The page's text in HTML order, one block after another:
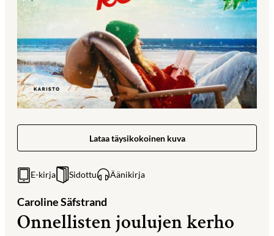
Lataa täysikokoinen kuva
E-kirja Sidottu Äänikirja
Caroline Säfstrand
Onnellisten joulujen kerho